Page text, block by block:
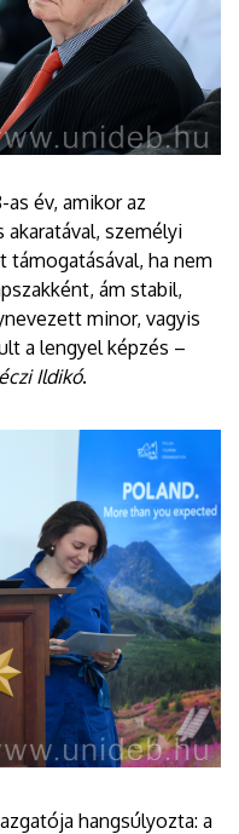
év, amikor az
személyi
ha nem
ám stabil,
minor, vagyis
a lengyel képzés –
Ildikó.
hangsúlyozta: a